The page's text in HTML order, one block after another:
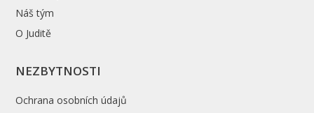
Náš tým
O Juditě
NEZBYTNOSTI
Ochrana osobních údajů